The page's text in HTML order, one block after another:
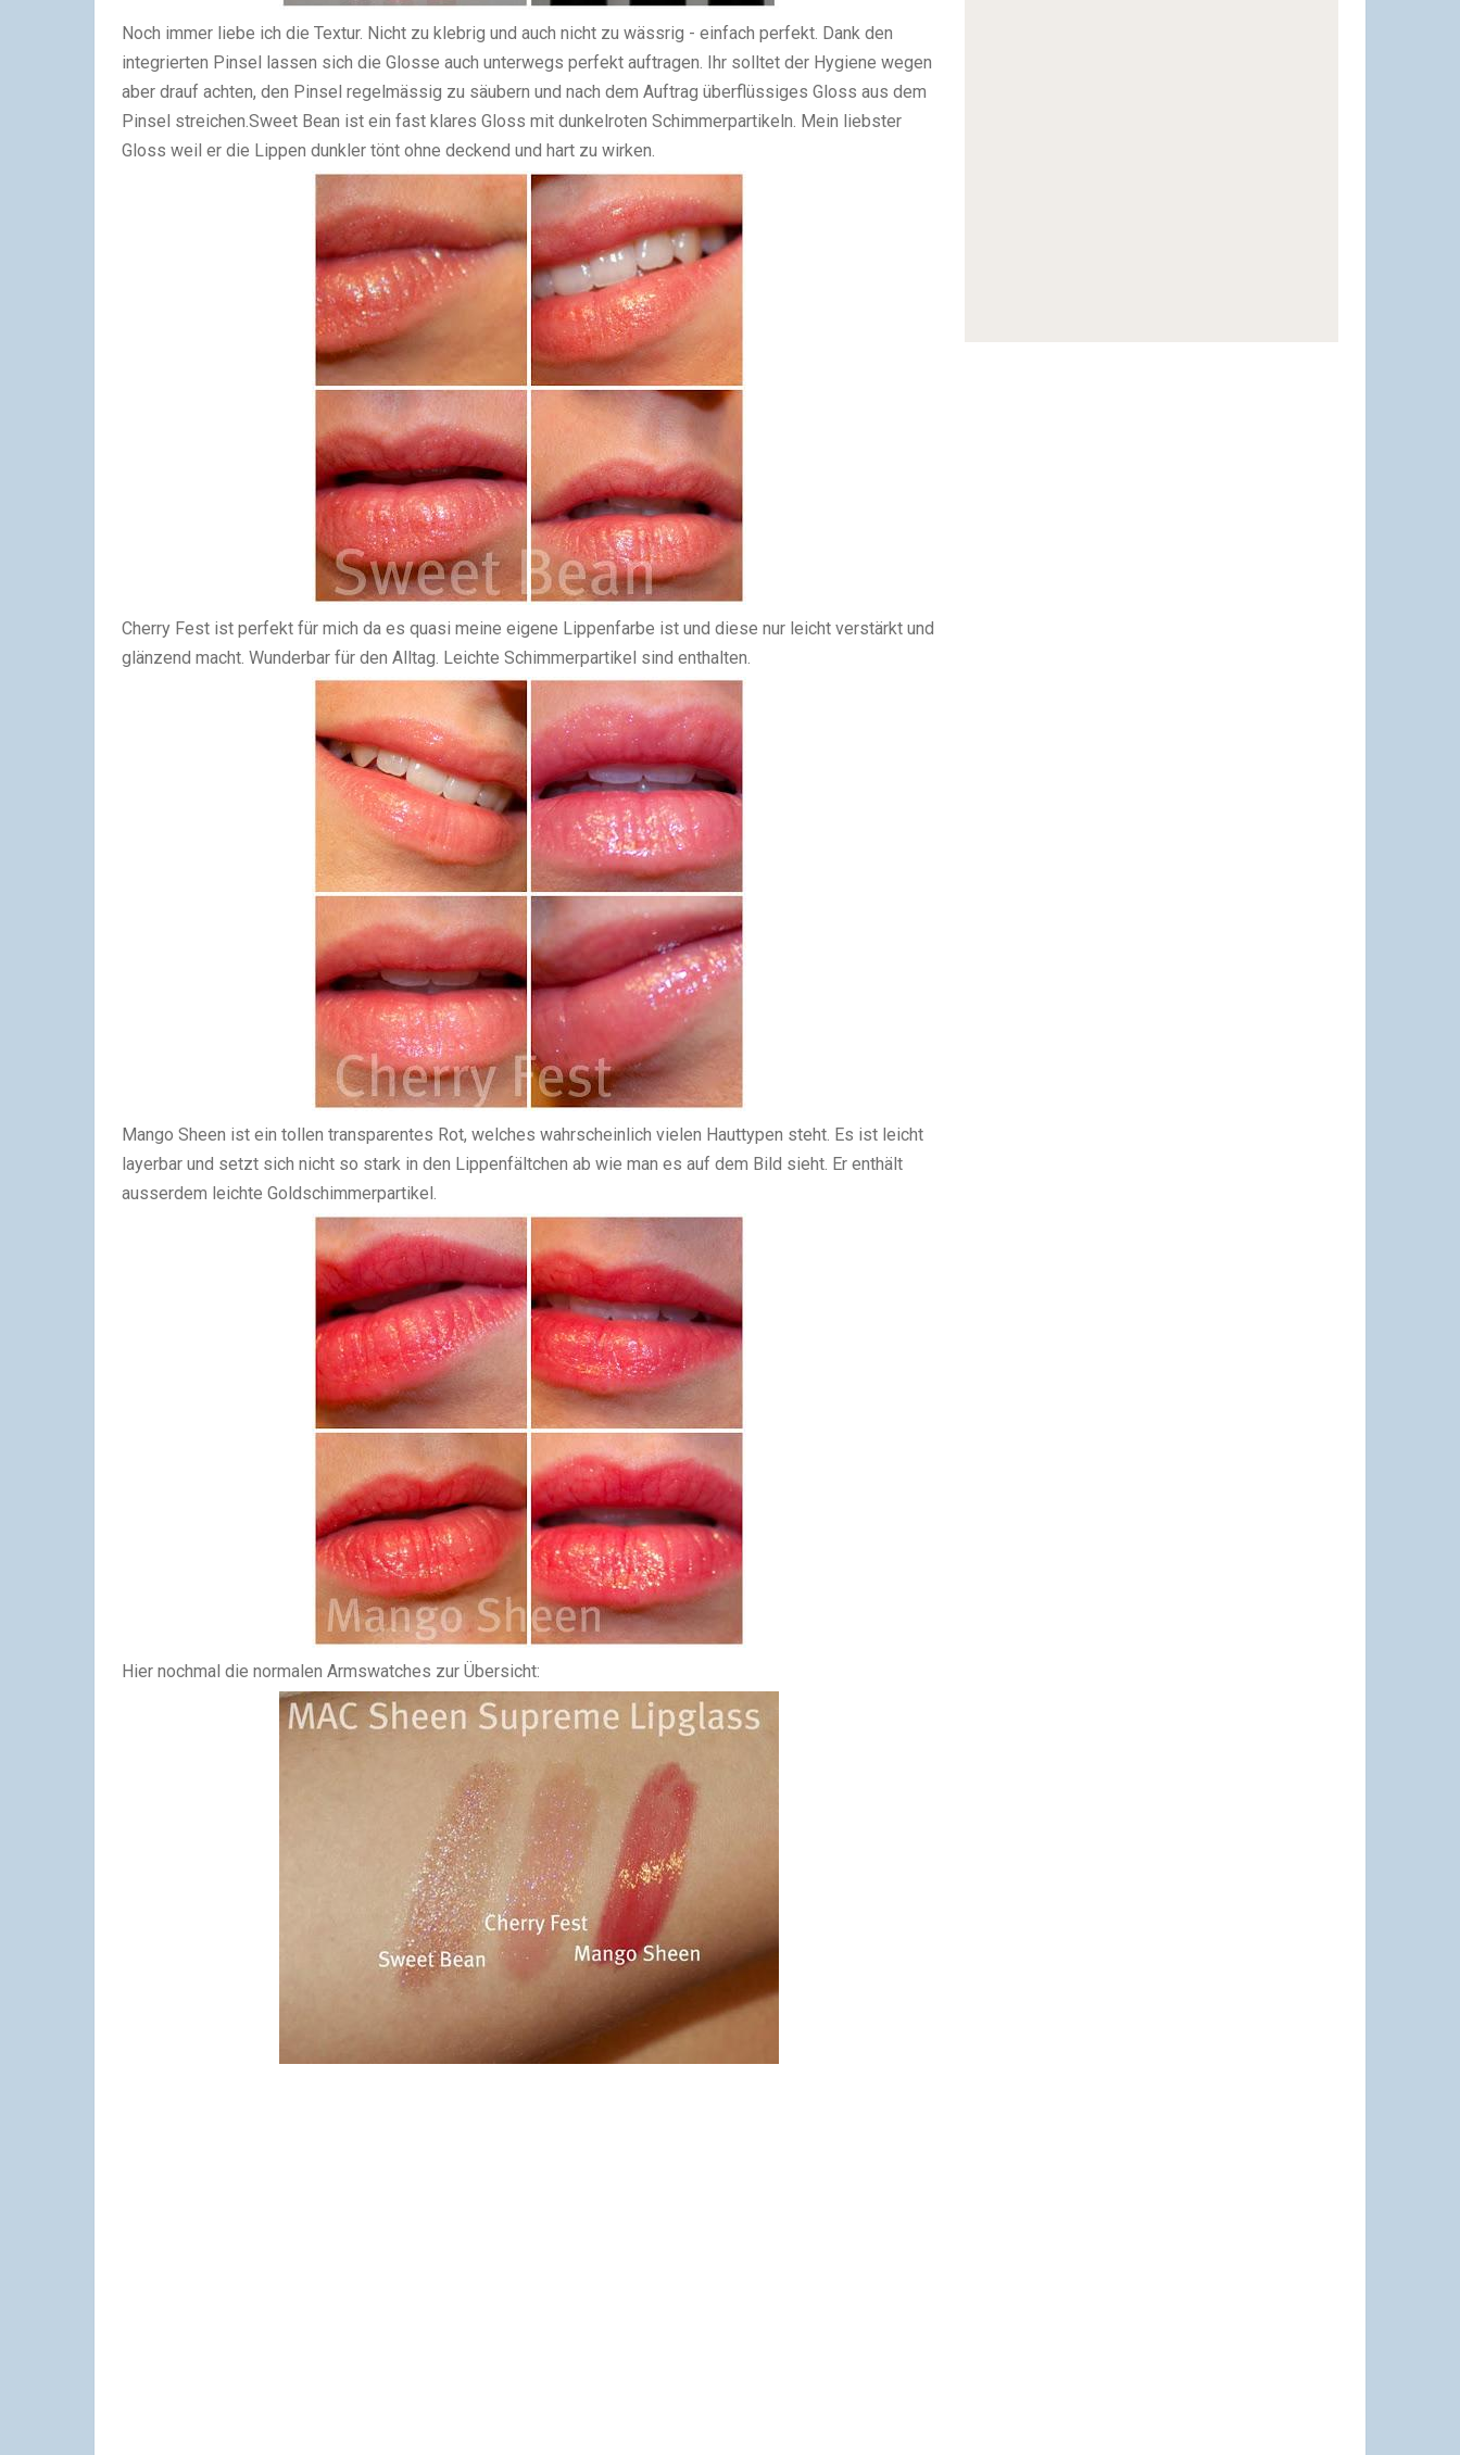
Noch immer liebe ich die Textur. Nicht zu klebrig und auch nicht zu wässrig - einfach perfekt. Dank den
integrierten Pinsel lassen sich die Glosse auch unterwegs perfekt auftragen. Ihr solltet der Hygiene wegen
aber drauf achten, den Pinsel regelmässig zu säubern und nach dem Auftrag überflüssiges Gloss aus dem
Pinsel streichen. Sweet Bean ist ein fast klares Gloss mit dunkelroten Schimmerpartikeln. Mein liebster
Gloss weil er die Lippen dunkler tönt ohne deckend und hart zu wirken.
Cherry Fest ist perfekt für mich da es quasi meine eigene Lippenfarbe ist und diese nur leicht verstärkt und
glänzend macht. Wunderbar für den Alltag. Leichte Schimmerpartikel sind enthalten.
Mango Sheen ist ein tollen transparentes Rot, welches wahrscheinlich vielen Hauttypen steht. Es ist leicht
layerbar und setzt sich nicht so stark in den Lippenfältchen ab wie man es auf dem Bild sieht. Er enthält
ausserdem leichte Goldschimmerpartikel.
Hier nochmal die normalen Armswatches zur Übersicht: